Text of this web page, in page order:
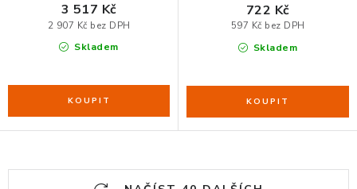
Skladem
2 907 Kč bez DPH
3 517 Kč
Skladem
597 Kč bez DPH
722 Kč